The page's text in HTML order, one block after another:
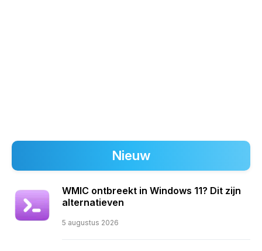
Nieuw
WMIC ontbreekt in Windows 11? Dit zijn
alternatieven
5 augustus 2026